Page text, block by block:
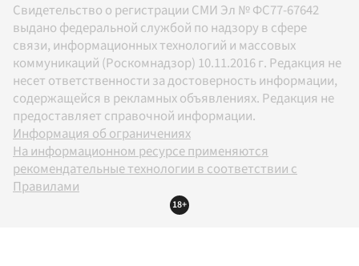
Свидетельство о регистрации СМИ Эл № ФС77-67642
выдано федеральной службой по надзору в сфере
связи, информационных технологий и массовых
коммуникаций (Роскомнадзор) 10.11.2016 г. Редакция не
несет ответственности за достоверность информации,
содержащейся в рекламных объявлениях. Редакция не
предоставляет справочной информации.
Информация об ограничениях
На информационном ресурсе применяются
рекомендательные технологии в соответствии с
Правилами
18+